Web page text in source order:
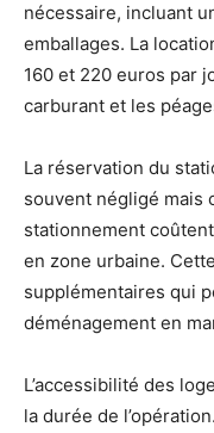
nécessaire, incluant
emballages. La
160 et 220 euros par
carburant et les
La réservation du
souvent négligé mais
stationnement coûtent
en zone urbaine.
supplémentaires qui
déménagement en
L’accessibilité des
la durée de